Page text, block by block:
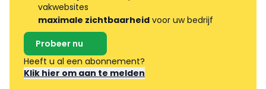
vakwebsites
maximale zichtbaarheid voor uw bedrijf
Probeer nu
Heeft u al een abonnement?
Klik hier om aan te melden